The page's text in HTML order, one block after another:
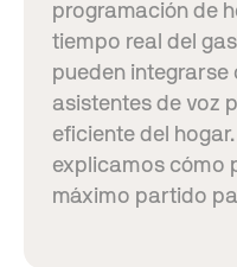
programación de
tiempo real del
pueden integrarse
asistentes de voz
eficiente del
explicamos cómo
máximo partido